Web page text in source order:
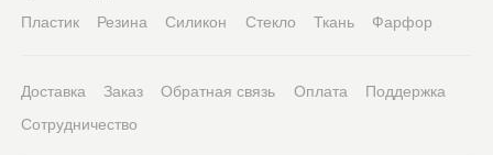
Пластик
Резина Силикон Стекло Ткань Фарфор
Доставка Заказ Обратная связь Оплата
Поддержка
Сотрудничество